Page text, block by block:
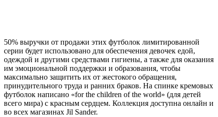
50% выручки от продажи этих футболок лимитированной
серии будет использовано для обеспечения девочек едой,
одеждой и другими средствами гигиены, а также для оказания
им эмоциональной поддержки и образования, чтобы
максимально защитить их от жестокого обращения,
принудительного труда и ранних браков. На спинке кремовых
футболок написано «for the children of the world» (для детей
всего мира) с красным сердцем. Коллекция доступна онлайн и
во всех магазинах Jil Sander.